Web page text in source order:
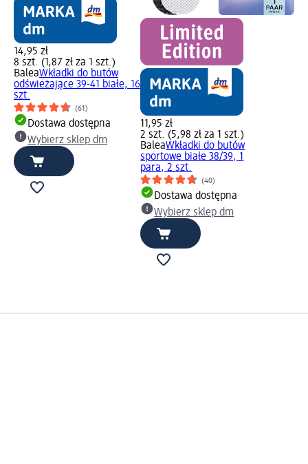
14,95 zł
8 szt. (1,87 zł za 1 szt.)
BaleaWkładki do butów
odświeżające 39-41 białe, 16
szt.
(61)
Dostawa dostępna
Wybierz sklep dm
11,95 zł
2 szt. (5,98 zł za 1 szt.)
BaleaWkładki do butów
sportowe białe 38/39, 1
para, 2 szt.
(40)
Dostawa dostępna
Wybierz sklep dm